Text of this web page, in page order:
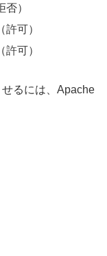
）
）
）
せるには、Apache